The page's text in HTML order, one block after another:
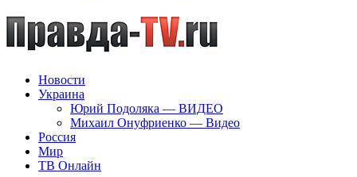
Новости
Украина
Юрий Подоляка — ВИДЕО
Михаил Онуфриенко — Видео
Россия
Мир
ТВ Онлайн